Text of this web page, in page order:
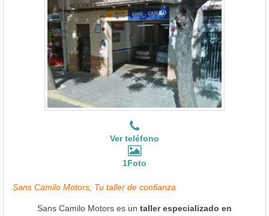
Ver teléfono
1Foto
Sans Camilo Motors, Tu taller de confianza
Sans Camilo Motors es un taller especializado en